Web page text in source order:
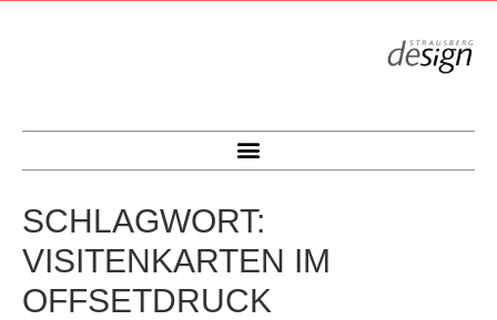
SCHLAGWORT:
VISITENKARTEN IM
OFFSETDRUCK